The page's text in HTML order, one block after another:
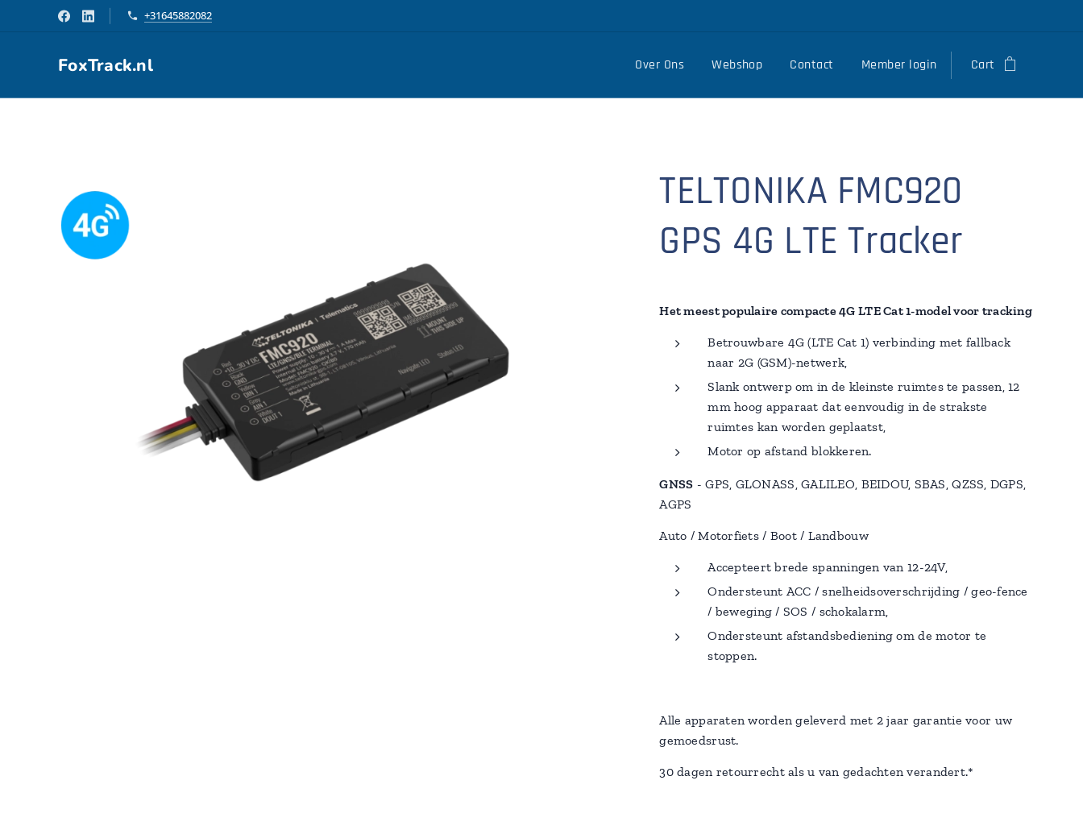
+31645882082
FoxTrack.nl Over Ons Webshop Contact Member login Cart
TELTONIKA FMC920
GPS 4G LTE Tracker
Het meest populaire compacte 4G LTE Cat 1-model voor tracking
Betrouwbare 4G (LTE Cat 1) verbinding met fallback
naar 2G (GSM)-netwerk,
Slank ontwerp om in de kleinste ruimtes te passen, 12
mm hoog apparaat dat eenvoudig in de strakste
ruimtes kan worden geplaatst,
Motor op afstand blokkeren.
GNSS - GPS, GLONASS, GALILEO, BEIDOU, SBAS, QZSS, DGPS,
AGPS
Auto / Motorfiets / Boot / Landbouw
Accepteert brede spanningen van 12-24V,
Ondersteunt ACC / snelheidsoverschrijding / geo-fence
/ beweging / SOS / schokalarm,
Ondersteunt afstandsbediening om de motor te
stoppen.
Alle apparaten worden geleverd met 2 jaar garantie voor uw
gemoedsrust.
30 dagen retourrecht als u van gedachten verandert.*